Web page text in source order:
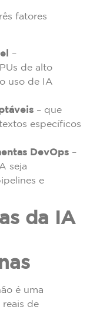
fatores
–
de alto
uso de IA
– que
específicos
DevOps –
seja
e
da IA
é uma
reais de